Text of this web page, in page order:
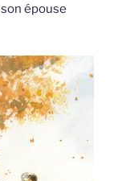
épouse